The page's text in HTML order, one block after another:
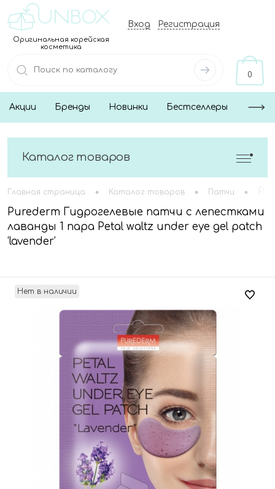
Оригинальная корейская
косметика
Вход Регистрация
0
Акции Бренды Новинки Бестселлеры
Каталог товаров
Главная страница • Каталог товаров • Патчи •
Purederm Гидрогелевые патчи с лепестками
лаванды 1 пара Petal waltz under eye gel patch
‘lavender’
Нет в наличии